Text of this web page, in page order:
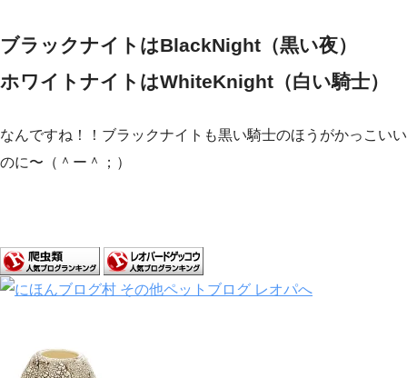
ブラックナイトはBlackNight（黒い夜）
ホワイトナイトはWhiteKnight（白い騎士）
なんですね！！ブラックナイトも黒い騎士のほうがかっこいい
のに〜（＾ー＾；）